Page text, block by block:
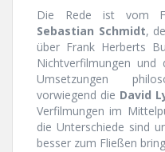
Die Rede ist vom
Sebastian Schmidt,
über Frank Herberts
Nichtverfilmungen und
Umsetzungen
vorwiegend die David
Verfilmungen im
die Unterschiede sind
besser zum Fließen